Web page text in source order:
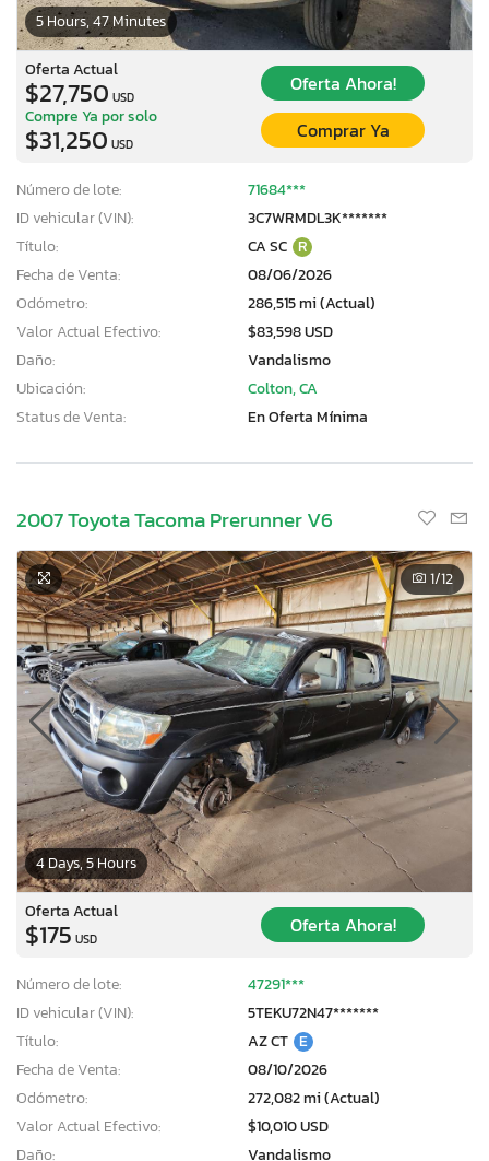
5 Hours, 47 Minutes
Oferta Actual
$27,750 USD
Oferta Ahora!
Compre Ya por solo
$31,250 USD
Comprar Ya
Número de lote:
71684***
ID vehicular (VIN):
3C7WRMDL3K*******
Título:
CA SC R
Fecha de Venta:
08/06/2026
Odómetro:
286,515 mi (Actual)
Valor Actual Efectivo:
$83,598 USD
Daño:
Vandalismo
Ubicación:
Colton, CA
Status de Venta:
En Oferta Mínima
2007 Toyota Tacoma Prerunner V6
4 Days, 5 Hours
1/12
Oferta Actual
$175 USD
Oferta Ahora!
Número de lote:
47291***
ID vehicular (VIN):
5TEKU72N47*******
Título:
AZ CT E
Fecha de Venta:
08/10/2026
Odómetro:
272,082 mi (Actual)
Valor Actual Efectivo:
$10,010 USD
Daño:
Vandalismo